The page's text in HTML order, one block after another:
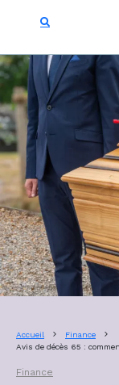
Accueil
Finance
Avis de décès 65 :
Finance